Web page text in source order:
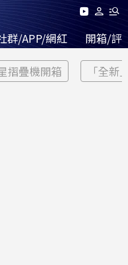
群/APP/網紅 開箱/評
摺疊機開箱 「全新